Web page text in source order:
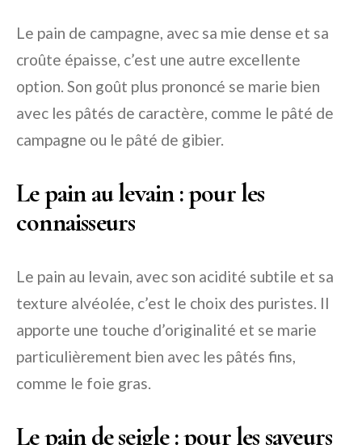
Le pain de campagne, avec sa mie dense et sa
croûte épaisse, c’est une autre excellente
option. Son goût plus prononcé se marie bien
avec les pâtés de caractère, comme le pâté de
campagne ou le pâté de gibier.
Le pain au levain : pour les
connaisseurs
Le pain au levain, avec son acidité subtile et sa
texture alvéolée, c’est le choix des puristes. Il
apporte une touche d’originalité et se marie
particulièrement bien avec les pâtés fins,
comme le foie gras.
Le pain de seigle : pour les saveurs